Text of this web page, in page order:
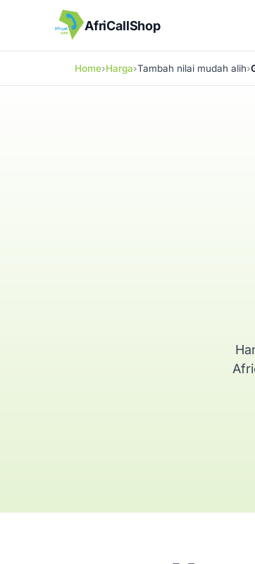
AfriCallShop
Home Harga Tambah nilai mudah alih